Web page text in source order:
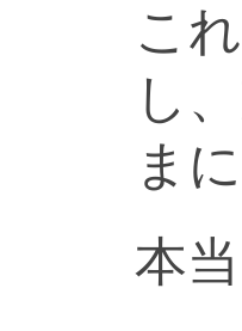
こ
し
ま
本